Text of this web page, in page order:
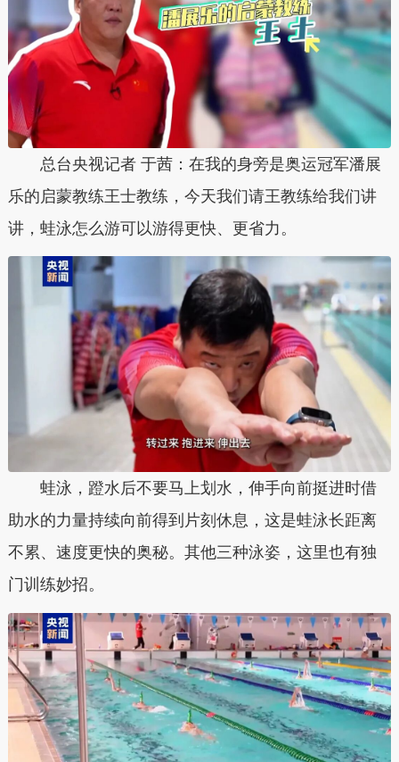
总台央视记者 于茜：在我的身旁是奥运冠军潘展
乐的启蒙教练王士教练，今天我们请王教练给我们讲
讲，蛙泳怎么游可以游得更快、更省力。
蛙泳，蹬水后不要马上划水，伸手向前挺进时借
助水的力量持续向前得到片刻休息，这是蛙泳长距离
不累、速度更快的奥秘。其他三种泳姿，这里也有独
门训练妙招。